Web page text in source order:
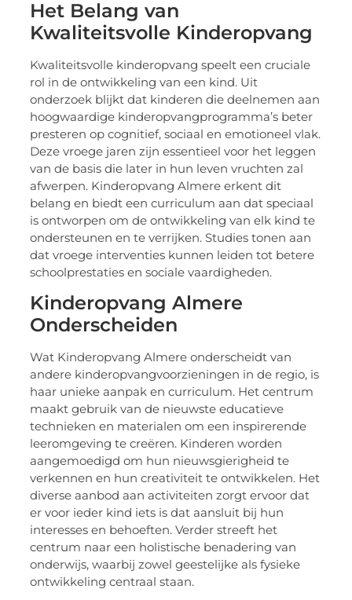
Het Belang van
Kwaliteitsvolle Kinderopvang
Kwaliteitsvolle kinderopvang speelt een cruciale
rol in de ontwikkeling van een kind. Uit
onderzoek blijkt dat kinderen die deelnemen aan
hoogwaardige kinderopvangprogramma’s beter
presteren op cognitief, sociaal en emotioneel vlak.
Deze vroege jaren zijn essentieel voor het leggen
van de basis die later in hun leven vruchten zal
afwerpen. Kinderopvang Almere erkent dit
belang en biedt een curriculum aan dat speciaal
is ontworpen om de ontwikkeling van elk kind te
ondersteunen en te verrijken. Studies tonen aan
dat vroege interventies kunnen leiden tot betere
schoolprestaties en sociale vaardigheden.
Kinderopvang Almere
Onderscheiden
Wat Kinderopvang Almere onderscheidt van
andere kinderopvangvoorzieningen in de regio, is
haar unieke aanpak en curriculum. Het centrum
maakt gebruik van de nieuwste educatieve
technieken en materialen om een inspirerende
leeromgeving te creëren. Kinderen worden
aangemoedigd om hun nieuwsgierigheid te
verkennen en hun creativiteit te ontwikkelen. Het
diverse aanbod aan activiteiten zorgt ervoor dat
er voor ieder kind iets is dat aansluit bij hun
interesses en behoeften. Verder streeft het
centrum naar een holistische benadering van
onderwijs, waarbij zowel geestelijke als fysieke
ontwikkeling centraal staan.